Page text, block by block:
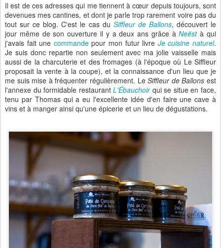
Il est de ces adresses qui me tiennent à cœur depuis toujours, sont
devenues mes cantines, et dont je parle trop rarement voire pas du
tout sur ce blog. C'est le cas du Siffleur de Ballons, découvert le
jour même de son ouverture il y a deux ans grâce àNeëstà qui
j'avais fait une commandepour mon futur livre Je cuisine naturel.
Je suis donc repartie non seulement avec ma jolie vaisselle mais
aussi de la charcuterie et des fromages (à l'époque où Le Siffleur
proposait la vente à la coupe), et la connaissance d'un lieu que je
me suis mise à fréquenter régulièrement. LeSiffleur de Ballons est
l'annexe du formidable restaurantL'Ébauchoirqui se situe en face,
tenu par Thomas qui a eu l'excellente idée d'en faire une cave à
vins et à manger ainsi qu'une épicerie et un lieu de dégustations.